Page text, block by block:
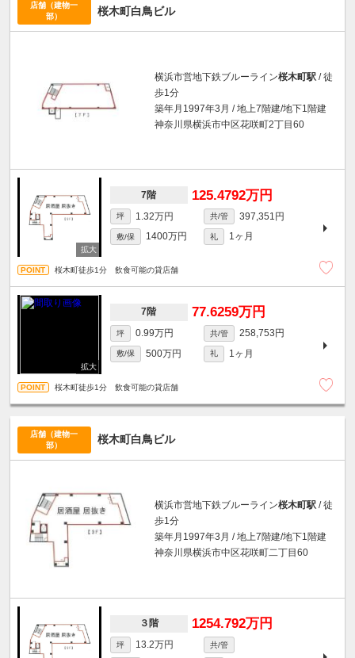
店舗（建物一
部）
桜木町白鳥ビル
横浜市営地下鉄ブルーライン桜木町駅 / 徒
歩1分
築年月1997年3月 / 地上7階建/地下1階建
神奈川県横浜市中区花咲町2丁目60
7階 125.4792万円
坪 1.32万円 共/管 397,351円
敷/保 1400万円 礼 1ヶ月
桜木町徒歩1分 飲食可能の貸店舗
7階 77.6259万円
坪 0.99万円 共/管 258,753円
敷/保 500万円 礼 1ヶ月
桜木町徒歩1分 飲食可能の貸店舗
店舗（建物一
部）
桜木町白鳥ビル
横浜市営地下鉄ブルーライン桜木町駅 / 徒
歩1分
築年月1997年3月 / 地上7階建/地下1階建
神奈川県横浜市中区花咲町二丁目60
３階 1254.792万円
坪 13.2万円 共/管